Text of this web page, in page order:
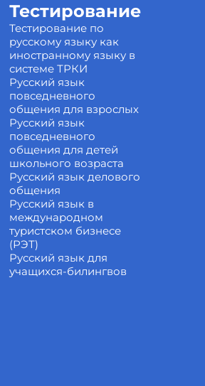
Тестирование
Тестирование по
русскому языку как
иностранному языку в
системе ТРКИ
Русский язык
повседневного
общения для взрослых
Русский язык
повседневного
общения для детей
школьного возраста
Русский язык делового
общения
Русский язык в
международном
туристском бизнесе
(РЭТ)
Русский язык для
учащихся-билингвов